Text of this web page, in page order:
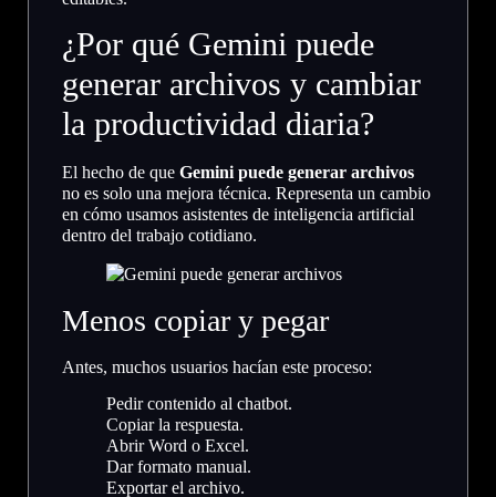
¿Por qué Gemini puede
generar archivos y cambiar
la productividad diaria?
El hecho de que Gemini puede generar archivos
no es solo una mejora técnica. Representa un cambio
en cómo usamos asistentes de inteligencia artificial
dentro del trabajo cotidiano.
Menos copiar y pegar
Antes, muchos usuarios hacían este proceso:
Pedir contenido al chatbot.
Copiar la respuesta.
Abrir Word o Excel.
Dar formato manual.
Exportar el archivo.